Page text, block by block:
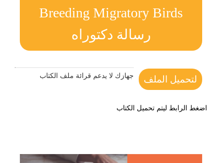
Breeding Migratory Birds
رسالة دكتوراه
لتحميل الملف جهازك لا يدعم قرائة ملف الكتاب
اضغط الرابط ليتم تحميل الكتاب